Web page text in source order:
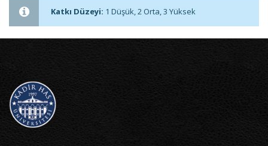
Katkı Düzeyi: 1 Düşük, 2 Orta, 3 Yüksek